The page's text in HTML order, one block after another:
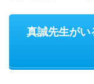
真誠先生がい